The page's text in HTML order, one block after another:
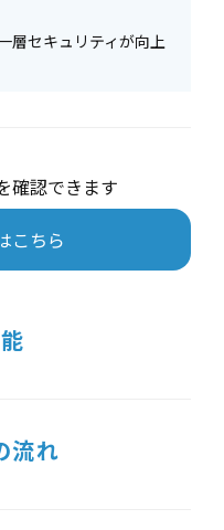
層セキュリティが向上
確認できます
こちら
流れ